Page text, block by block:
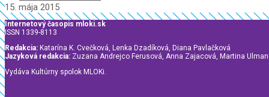
15. mája 2015
Internetový časopis mloki.sk
ISSN 1339-8113
Redakcia: Katarína K. Cvečková, Lenka Dzadíková, Diana Pavlačková
Jazyková redakcia: Zuzana Andrejco Ferusová, Anna Zajacová, Martina
Vydáva Kultúrny spolok MLOKi.